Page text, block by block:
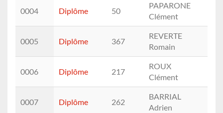
0004 Diplôme 50
PAPARONE
Clément
0005 Diplôme 367
REVERTE
Romain
0006 Diplôme 217
ROUX
Clément
0007 Diplôme 262
BARRIAL
Adrien